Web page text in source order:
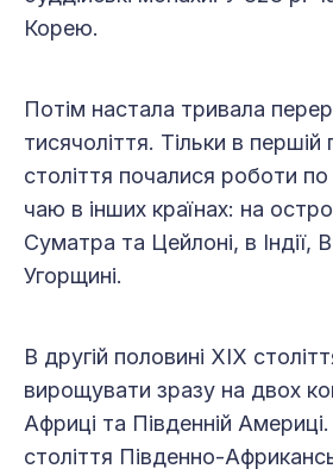
Корею.
Потім настала тривала
тисячоліття. Тільки в першій
століття почалися роботи
чаю в інших країнах: на
Суматра та Цейлоні, в Індії,
Угорщині.
В другій половині ХІХ
вирощувати зразу на двох
Африці та Південній
століття Південно-